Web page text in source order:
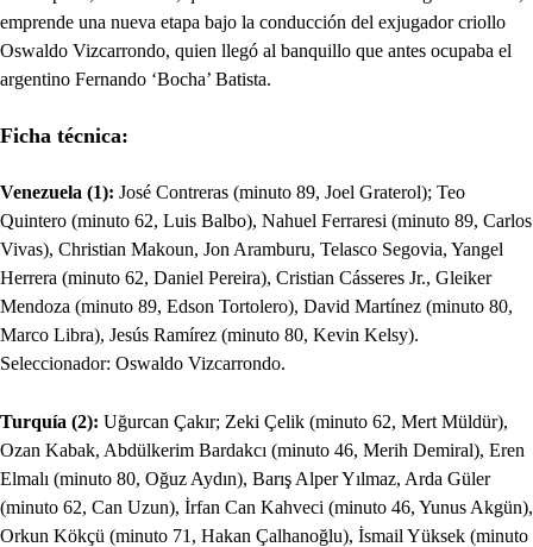
emprende una nueva etapa bajo la conducción del exjugador criollo
Oswaldo Vizcarrondo, quien llegó al banquillo que antes ocupaba el
argentino Fernando ‘Bocha’ Batista.
Ficha técnica:
Venezuela (1): José Contreras (minuto 89, Joel Graterol); Teo
Quintero (minuto 62, Luis Balbo), Nahuel Ferraresi (minuto 89, Carlos
Vivas), Christian Makoun, Jon Aramburu, Telasco Segovia, Yangel
Herrera (minuto 62, Daniel Pereira), Cristian Cásseres Jr., Gleiker
Mendoza (minuto 89, Edson Tortolero), David Martínez (minuto 80,
Marco Libra), Jesús Ramírez (minuto 80, Kevin Kelsy).
Seleccionador: Oswaldo Vizcarrondo.
Turquía (2): Uğurcan Çakır; Zeki Çelik (minuto 62, Mert Müldür),
Ozan Kabak, Abdülkerim Bardakcı (minuto 46, Merih Demiral), Eren
Elmalı (minuto 80, Oğuz Aydın), Barış Alper Yılmaz, Arda Güler
(minuto 62, Can Uzun), İrfan Can Kahveci (minuto 46, Yunus Akgün),
Orkun Kökçü (minuto 71, Hakan Çalhanoğlu), İsmail Yüksek (minuto